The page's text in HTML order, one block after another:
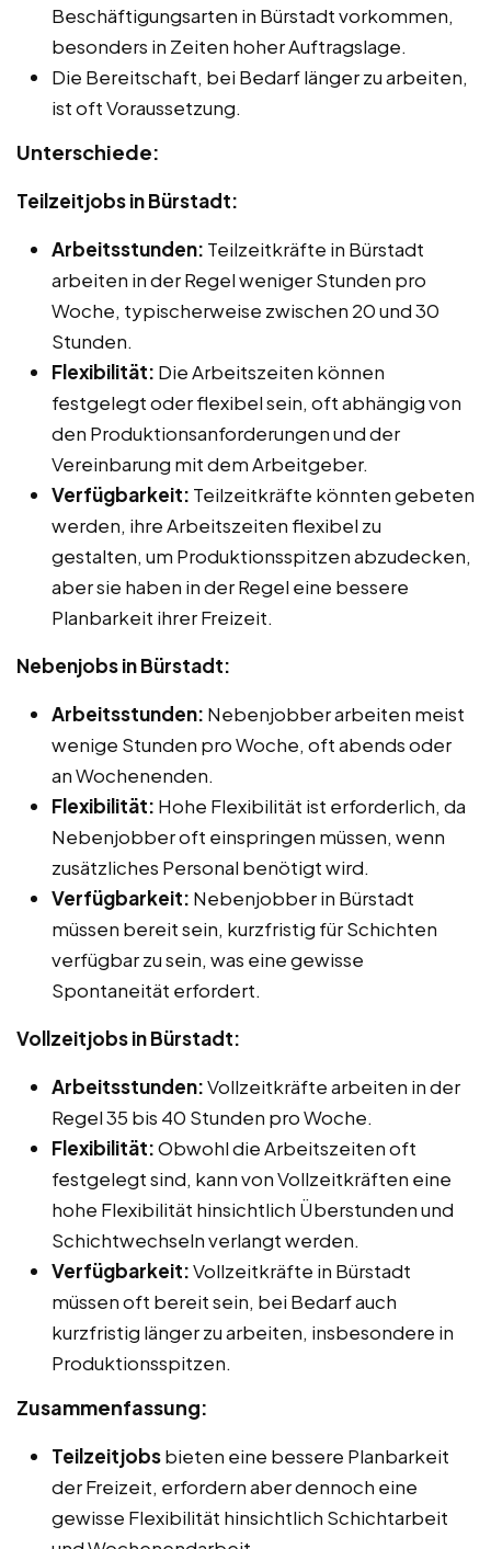
Beschäftigungsarten in Bürstadt vorkommen,
besonders in Zeiten hoher Auftragslage.
Die Bereitschaft, bei Bedarf länger zu arbeiten,
ist oft Voraussetzung.
Unterschiede:
Teilzeitjobs in Bürstadt:
Arbeitsstunden: Teilzeitkräfte in Bürstadt
arbeiten in der Regel weniger Stunden pro
Woche, typischerweise zwischen 20 und 30
Stunden.
Flexibilität: Die Arbeitszeiten können
festgelegt oder flexibel sein, oft abhängig von
den Produktionsanforderungen und der
Vereinbarung mit dem Arbeitgeber.
Verfügbarkeit: Teilzeitkräfte könnten gebeten
werden, ihre Arbeitszeiten flexibel zu
gestalten, um Produktionsspitzen abzudecken,
aber sie haben in der Regel eine bessere
Planbarkeit ihrer Freizeit.
Nebenjobs in Bürstadt:
Arbeitsstunden: Nebenjobber arbeiten meist
wenige Stunden pro Woche, oft abends oder
an Wochenenden.
Flexibilität: Hohe Flexibilität ist erforderlich, da
Nebenjobber oft einspringen müssen, wenn
zusätzliches Personal benötigt wird.
Verfügbarkeit: Nebenjobber in Bürstadt
müssen bereit sein, kurzfristig für Schichten
verfügbar zu sein, was eine gewisse
Spontaneität erfordert.
Vollzeitjobs in Bürstadt:
Arbeitsstunden:Vollzeitkräfte arbeiten in der
Regel 35 bis 40 Stunden pro Woche.
Flexibilität:Obwohl die Arbeitszeiten oft
festgelegt sind, kann von Vollzeitkräften eine
hohe Flexibilität hinsichtlich Überstunden und
Schichtwechseln verlangt werden.
Verfügbarkeit:Vollzeitkräfte in Bürstadt
müssen oft bereit sein, bei Bedarf auch
kurzfristig länger zu arbeiten, insbesondere in
Produktionsspitzen.
Zusammenfassung:
Teilzeitjobsbieten eine bessere Planbarkeit
der Freizeit, erfordern aber dennoch eine
gewisse Flexibilität hinsichtlich Schichtarbeit